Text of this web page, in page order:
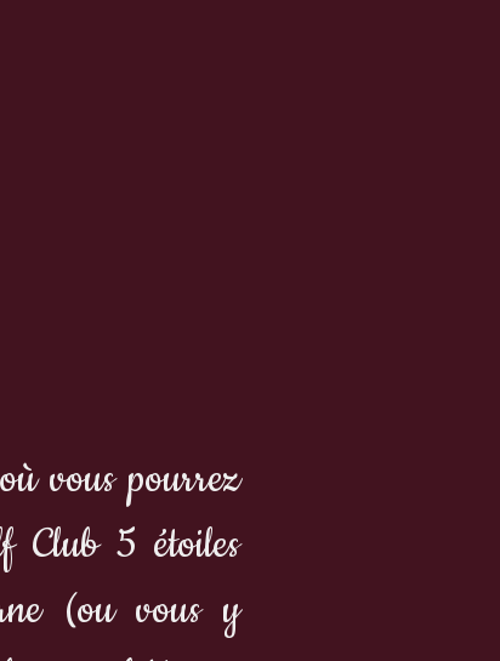
vous pourrez
Club 5 étoiles
(ou vous y